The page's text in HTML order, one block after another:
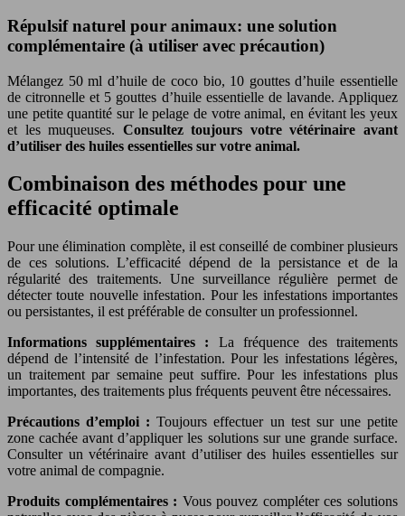
Répulsif naturel pour animaux: une solution
complémentaire (à utiliser avec précaution)
Mélangez 50 ml d’huile de coco bio, 10 gouttes d’huile essentielle
de citronnelle et 5 gouttes d’huile essentielle de lavande. Appliquez
une petite quantité sur le pelage de votre animal, en évitant les yeux
et les muqueuses. Consultez toujours votre vétérinaire avant
d’utiliser des huiles essentielles sur votre animal.
Combinaison des méthodes pour une
efficacité optimale
Pour une élimination complète, il est conseillé de combiner plusieurs
de ces solutions. L’efficacité dépend de la persistance et de la
régularité des traitements. Une surveillance régulière permet de
détecter toute nouvelle infestation. Pour les infestations importantes
ou persistantes, il est préférable de consulter un professionnel.
Informations supplémentaires : La fréquence des traitements
dépend de l’intensité de l’infestation. Pour les infestations légères,
un traitement par semaine peut suffire. Pour les infestations plus
importantes, des traitements plus fréquents peuvent être nécessaires.
Précautions d’emploi :Toujours effectuer un test sur une petite
zone cachée avant d’appliquer les solutions sur une grande surface.
Consulter un vétérinaire avant d’utiliser des huiles essentielles sur
votre animal de compagnie.
Produits complémentaires : Vous pouvez compléter ces solutions